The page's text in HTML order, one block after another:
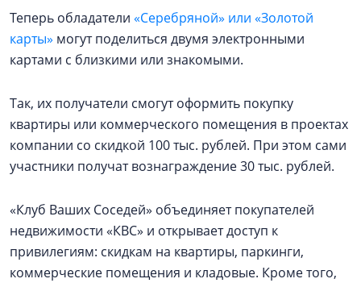
Теперь обладатели «Серебряной» или «Золотой
карты» могут поделиться двумя электронными
картами с близкими или знакомыми.
Так, их получатели смогут оформить покупку
квартиры или коммерческого помещения в проектах
компании со скидкой 100 тыс. рублей. При этом сами
участники получат вознаграждение 30 тыс. рублей.
«Клуб Ваших Соседей» объединяет покупателей
недвижимости «КВС» и открывает доступ к
привилегиям: скидкам на квартиры, паркинги,
коммерческие помещения и кладовые. Кроме того,